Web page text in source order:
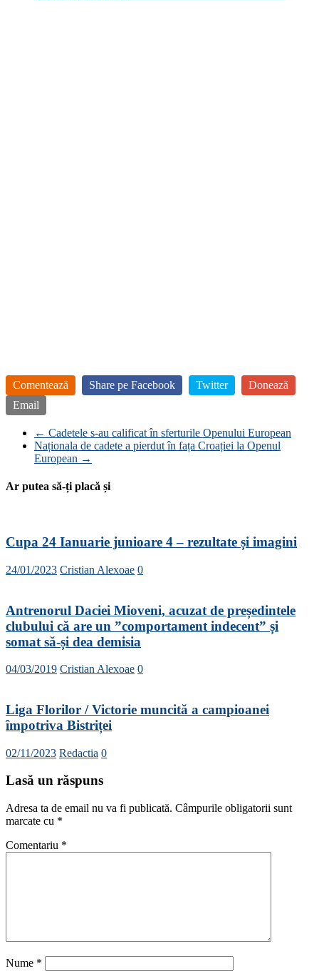
Comentează Share pe Facebook Twitter
Donează
Email
← Cadetele s-au calificat în sferturile Openului European
Naționala de cadete a pierdut în fața Croației la Openul
European →
Ar putea să-ți placă și
Cupa 24 Ianuarie junioare 4 – rezultate și imagini
24/01/2023 Cristian Alexoae 0
Antrenorul Daciei Mioveni, acuzat de președintele
clubului că are un ”comportament indecent” și
somat să-și dea demisia
04/03/2019 Cristian Alexoae 0
Liga Florilor / Victorie muncită a campioanei
împotriva Bistriței
02/11/2023 Redactia 0
Lasă un răspuns
Adresa ta de email nu va fi publicată. Câmpurile obligatorii sunt
marcate cu *
Comentariu *
Nume *